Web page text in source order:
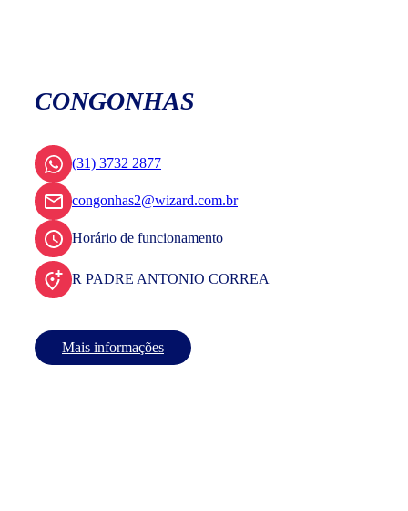
CONGONHAS
(31) 3732 2877
congonhas2@wizard.com.br
Horário de funcionamento
R PADRE ANTONIO CORREA
Mais informações